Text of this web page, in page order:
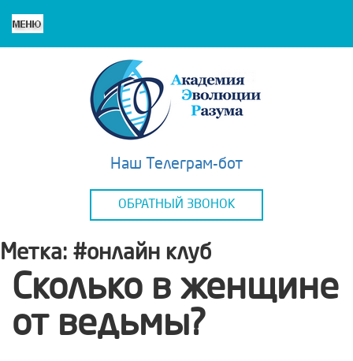
Наш Телеграм-бот
ОБРАТНЫЙ ЗВОНОК
Метка: #онлайн клуб
Сколько в женщине
от ведьмы?